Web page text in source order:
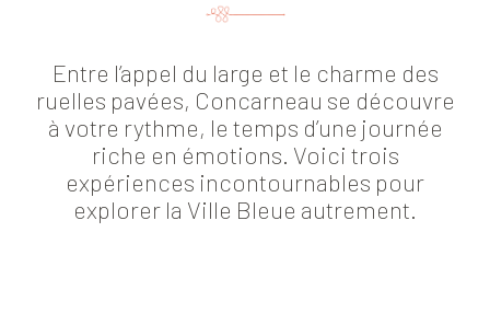
Entre l’appel du large et le charme des
ruelles pavées, Concarneau se découvre
à votre rythme, le temps d’une journée
riche en émotions. Voici trois
expériences incontournables pour
explorer la Ville Bleue autrement.